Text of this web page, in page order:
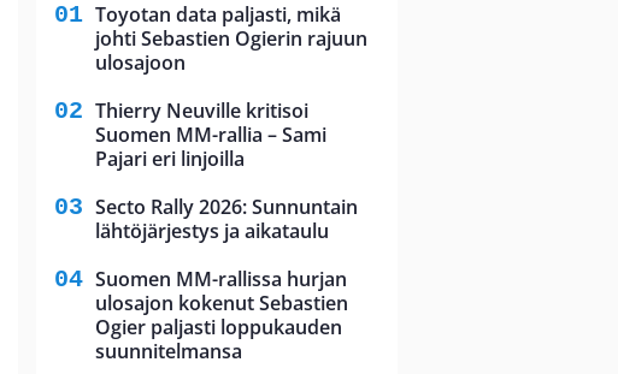
Toyotan data paljasti, mikä
johti Sebastien Ogierin rajuun
ulosajoon
Thierry Neuville kritisoi
Suomen MM-rallia – Sami
Pajari eri linjoilla
Secto Rally 2026: Sunnuntain
lähtöjärjestys ja aikataulu
Suomen MM-rallissa hurjan
ulosajon kokenut Sebastien
Ogier paljasti loppukauden
suunnitelmansa